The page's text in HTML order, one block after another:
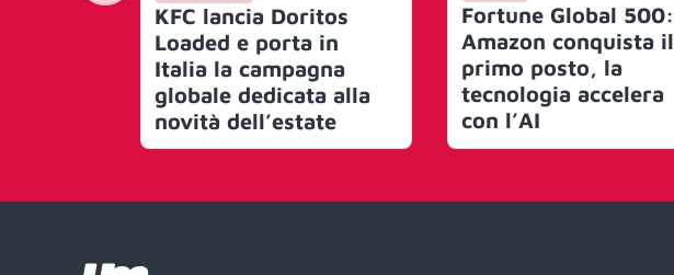
KFC lancia Doritos
Loaded e porta in
Italia la campagna
globale dedicata alla
novità dell’estate
Fortune Global 500:
Amazon conquista il
primo posto, la
tecnologia accelera
con l’AI